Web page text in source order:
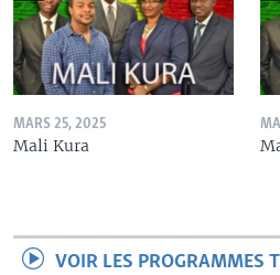
MARS 25, 2025
Mali Kura
VOIR LES PROGRAMMES